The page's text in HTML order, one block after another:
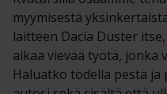
myymisestä
laitteen Dacia Duster
aikaa vievää työtä, jonka
Haluatko todella pestä ja